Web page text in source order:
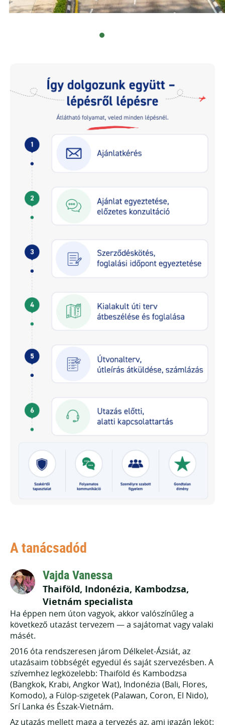
A tanácsadód
Vajda Vanessa
Thaiföld, Indonézia, Kambodzsa,
Vietnám specialista
Ha éppen nem úton vagyok, akkor valószínűleg a
következő utazást tervezem — a sajátomat vagy valaki
másét.
2016 óta rendszeresen járom Délkelet-Ázsiát, az
utazásaim többségét egyedül és saját szervezésben. A
szívemhez legközelebb: Thaiföld és Kambodzsa
(Bangkok, Krabi, Angkor Wat), Indonézia (Bali, Flores,
Komodo), a Fülöp-szigetek (Palawan, Coron, El Nido),
Srí Lanka és Észak-Vietnám.
Az utazás mellett maga a tervezés az, ami igazán leköt: